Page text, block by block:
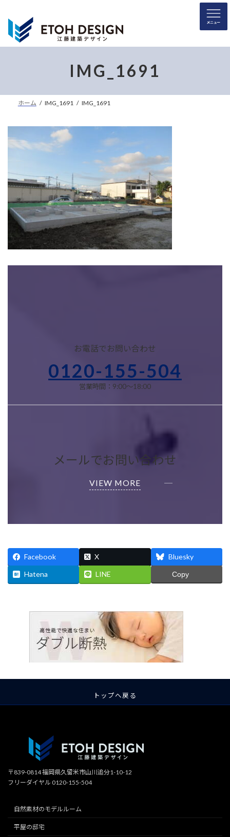
IMG_1691
ホーム IMG_1691 IMG_1691
お電話でお問い合わせ
0120-155-504
営業時間：9:00～18:00
メールでお問い合わせ
VIEW MORE
Facebook X
Bluesky
Hatena
LINE Copy
トップへ戻る
〒839-0814 福岡県久留米市山川追分1-10-12
フリーダイヤル 0120-155-504
自然素材のモデルルーム
平屋の邸宅